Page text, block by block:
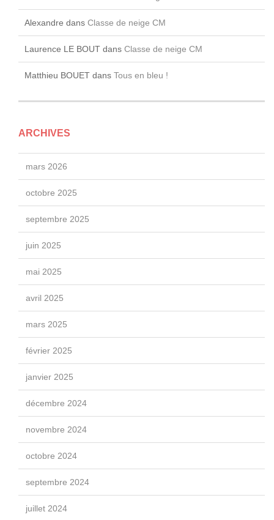
Alexandre dans Classe de neige CM
Laurence LE BOUT dans Classe de neige CM
Matthieu BOUET dans Tous en bleu !
ARCHIVES
mars 2026
octobre 2025
septembre 2025
juin 2025
mai 2025
avril 2025
mars 2025
février 2025
janvier 2025
décembre 2024
novembre 2024
octobre 2024
septembre 2024
juillet 2024